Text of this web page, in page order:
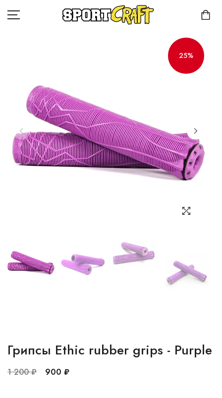
КАТАЛОГ
КЛИЕНТАМ
КОНТАКТЫ
25%
Грипсы Ethic rubber grips - Purple
1 200 ₽ 900 ₽